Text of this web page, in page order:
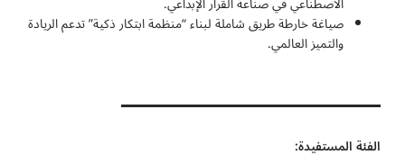
صياغة خارطة طريق شاملة لبناء “منظمة ابتكار ذكية” تدعم الريادة
والتميز العالمي.
الفئة المستفيدة: